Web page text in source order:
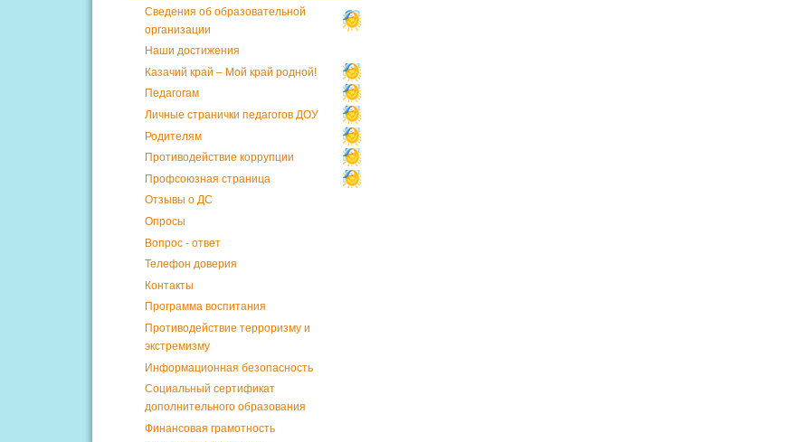
Сведения об образовательной
организации
Наши достижения
Казачий край – Мой край родной!
Педагогам
Личные странички педагогов ДОУ
Родителям
Противодействие коррупции
Профсоюзная страница
Отзывы о ДС
Опросы
Вопрос - ответ
Телефон доверия
Контакты
Программа воспитания
Противодействие терроризму и
экстремизму
Информационная безопасность
Социальный сертификат
дополнительного образования
Финансовая грамотность